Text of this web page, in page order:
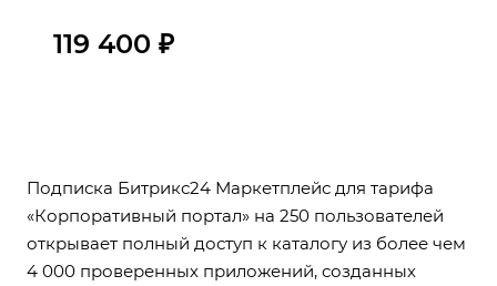
119 400 ₽
Подписка Битрикс24 Маркетплейс для тарифа
«Корпоративный портал» на 250 пользователей
открывает полный доступ к каталогу из более чем
4 000 проверенных приложений, созданных